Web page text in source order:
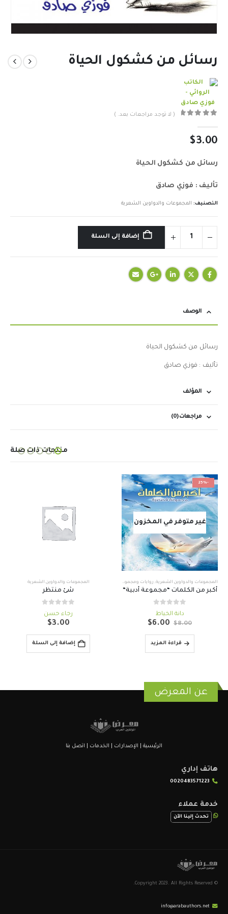
رسائل من كشكول الحياة
( لا توجد مراجعات بعد. )
$3.00
رسائل من كشكول الحياة
تأليف : فوزي صادق
التصنيف: المجموعات والدواوين الشعرية
إضافة إلى السلة
الوصف
رسائل من كشكول الحياة
تأليف : فوزي صادق
المؤلف
مراجعات (0)
منتجات ذات صلة
-25%
غير متوفر في المخزون
المجموعات والدواوين الشعرية, روايات ومجموعات قصصية
أكبر من الكلمات “مجموعة أدبية”
out of 5
دانة الخياط
$8.00
السعر
هو:
$6.00 السعر
قراءة المزيد
المجموعات والدواوين الشعرية
شئ منتظر
رجاء حسن
$3.00
إضافة إلى السلة
عن المعرض
الرئيسية الإصدارات الخدمات اتصل بنا
هاتف إداري
0020483571223
خدمة عملاء
تحدث إلينا الآن
© Copyright 2023. All Rights Reserved.
info@arabauthors.net